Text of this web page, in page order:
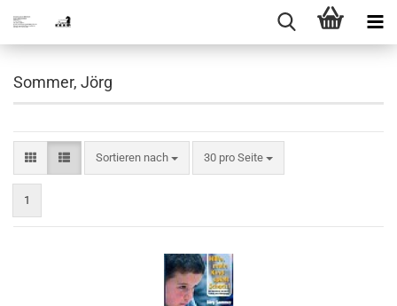
Sommer, Jörg
Sortieren nach
Sortieren nach 30 pro Seite
pro Seite
1